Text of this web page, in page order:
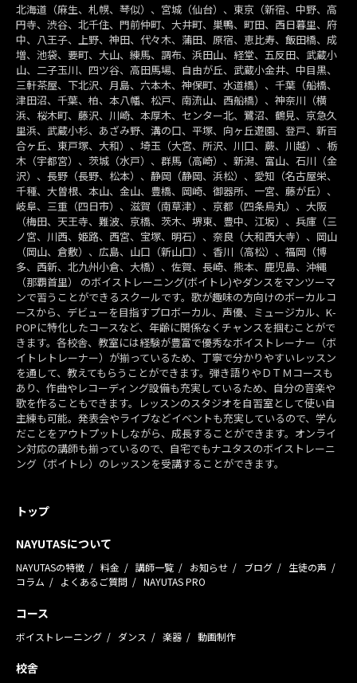
北海道（麻生、札幌、琴似）、宮城（仙台）、東京（新宿、中野、高
円寺、渋谷、北千住、門前仲町、大井町、巣鴨、町田、西日暮里、府
中、八王子、上野、神田、代々木、蒲田、原宿、恵比寿、飯田橋、成
増、池袋、要町、大山、練馬、調布、浜田山、経堂、五反田、武蔵小
山、二子玉川、四ツ谷、高田馬場、自由が丘、武蔵小金井、中目黒、
三軒茶屋、下北沢、月島、六本木、神保町、水道橋）、千葉（船橋、
津田沼、千葉、柏、本八幡、松戸、南流山、西船橋）、神奈川（横
浜、桜木町、藤沢、川崎、本厚木、センター北、鷺沼、鶴見、京急久
里浜、武蔵小杉、あざみ野、溝の口、平塚、向ヶ丘遊園、登戸、新百
合ヶ丘、東戸塚、大和）、埼玉（大宮、所沢、川口、蕨、川越）、栃
木（宇都宮）、茨城（水戸）、群馬（高崎）、新潟、富山、石川（金
沢）、長野（長野、松本）、静岡（静岡、浜松）、愛知（名古屋栄、
千種、大曽根、本山、金山、豊橋、岡崎、御器所、一宮、藤が丘）、
岐阜、三重（四日市）、滋賀（南草津）、京都（四条烏丸）、大阪
（梅田、天王寺、難波、京橋、茨木、堺東、豊中、江坂）、兵庫（三
ノ宮、川西、姫路、西宮、宝塚、明石）、奈良（大和西大寺）、岡山
（岡山、倉敷）、広島、山口（新山口）、香川（高松）、福岡（博
多、西新、北九州小倉、大橋）、佐賀、長崎、熊本、鹿児島、沖縄
（那覇首里） のボイストレーニング(ボイトレ)やダンスをマンツーマ
ンで習うことができるスクールです。歌が趣味の方向けのボーカルコ
ースから、デビューを目指すプロボーカル、声優、ミュージカル、K-
POPに特化したコースなど、年齢に関係なくチャンスを掴むことがで
きます。各校舎、教室には経験が豊富で優秀なボイストレーナー（ボ
イトレトレーナー）が揃っているため、丁寧で分かりやすいレッスン
を通して、教えてもらうことができます。弾き語りやＤＴＭコースも
あり、作曲やレコーディング設備も充実しているため、自分の音楽や
歌を作ることもできます。レッスンのスタジオを自習室として使い自
主練も可能。発表会やライブなどイベントも充実しているので、学ん
だことをアウトプットしながら、成長することができます。オンライ
ン対応の講師も揃っているので、自宅でもナユタスのボイストレーニ
ング（ボイトレ）のレッスンを受講することができます。
トップ
NAYUTASについて
NAYUTASの特徴 料金 講師一覧 お知らせ ブログ
生徒の声
コラム
よくあるご質問 NAYUTAS PRO
コース
ボイストレーニング ダンス 楽器 動画制作
校舎